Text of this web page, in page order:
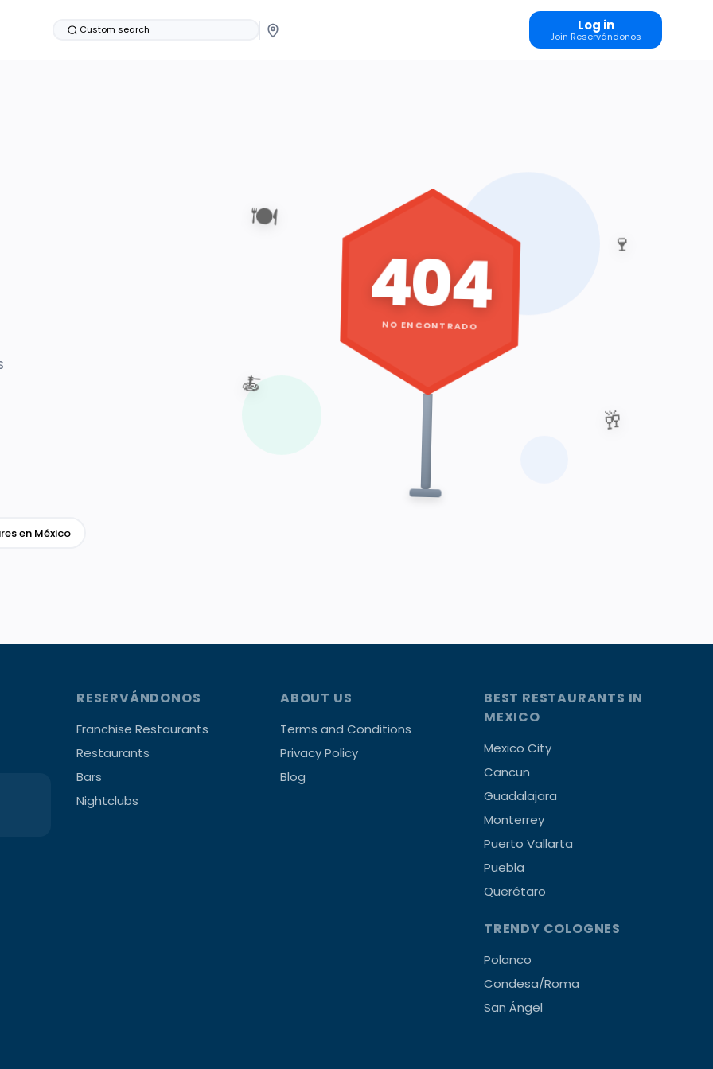
Custom search Log in
Join Reservándonos
en México
🍽️
🍷
🥂
🍝
404
NO ENCONTRADO
RESERVÁNDONOS
Franchise Restaurants
Restaurants
Bars
Nightclubs
ABOUT US
Terms and Conditions
Privacy Policy
Blog
BEST RESTAURANTS IN
MEXICO
Mexico City
Cancun
Guadalajara
Monterrey
Puerto Vallarta
Puebla
Querétaro
TRENDY COLOGNES
Polanco
Condesa/Roma
San Ángel